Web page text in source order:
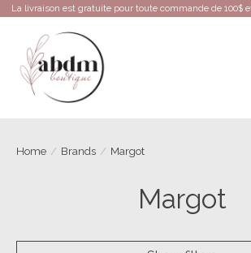
La livraison est gratuite pour toute commande de 100$
Home / Brands / Margot
Margot